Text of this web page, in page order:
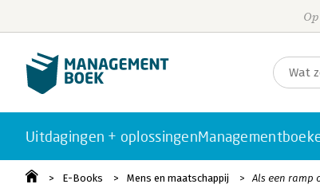
Uitdagingen + oplossingen
E-Books Mens en maatschappij Als een ramp